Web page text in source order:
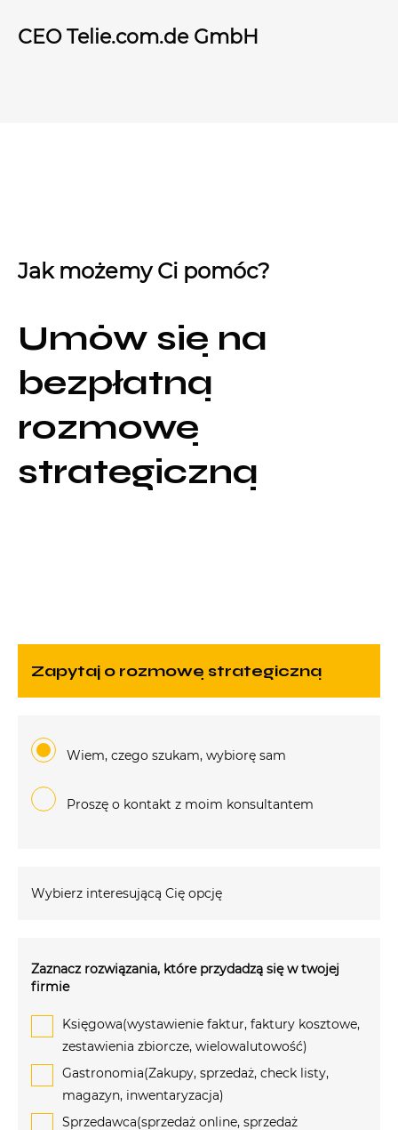
CEO Telie.com.de GmbH
Jak możemy Ci pomóc?
Umów się na
bezpłatną
rozmowę
strategiczną
zapytaj o rozmowę strategiczną
Wiem, czego szukam, wybiorę sam
Proszę o kontakt z moim konsultantem
Wybierz interesującą Cię opcję
Zaznacz rozwiązania, które przydadzą się w twojej
firmie
Księgowa(wystawienie faktur, faktury kosztowe,
zestawienia zbiorcze, wielowalutowość)
Gastronomia(Zakupy, sprzedaż, check listy,
magazyn, inwentaryzacja)
Sprzedawca(sprzedaż online, sprzedaż